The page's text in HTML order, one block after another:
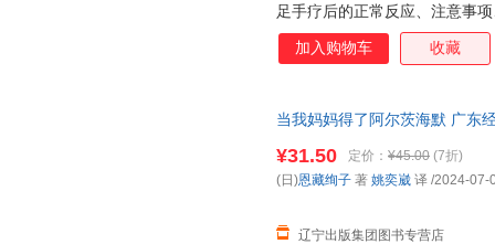
足手疗后的正常反应、注意事
二部分为各论，介绍了运动系
区图谱及常见病足手疗法治疗
加入购物车 收藏
当我妈妈得了阿尔茨海默 广东
¥31.50 定价： ¥45.00 (7折)
辽宁出版集团图书专营店
(日)恩藏绚子 著 姚奕崴 译 /2024-07-